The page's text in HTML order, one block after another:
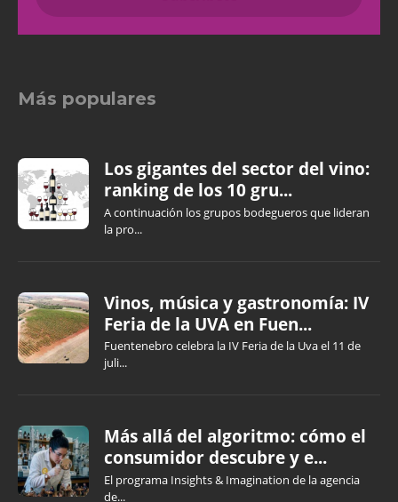
Más populares
Los gigantes del sector del vino:
ranking de los 10 gru...
A continuación los grupos bodegueros que lideran
la pro...
Vinos, música y gastronomía: IV
Feria de la UVA en Fuen...
Fuentenebro celebra la IV Feria de la Uva el 11 de
juli...
Más allá del algoritmo: cómo el
consumidor descubre y e...
El programa Insights & Imagination de la agencia
de...